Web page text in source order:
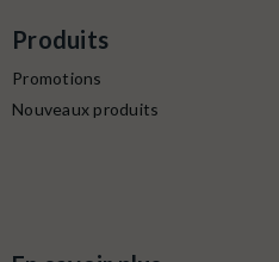
Produits
Promotions
Nouveaux produits